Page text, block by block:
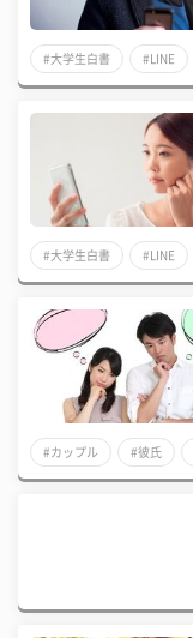
#大学生白書 #LINE
#大学生白書 #LINE
#カップル #彼氏